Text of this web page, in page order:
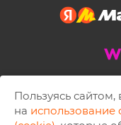
2002 - 2026 ©
Копирование
Пользуясь сайтом,
на использование